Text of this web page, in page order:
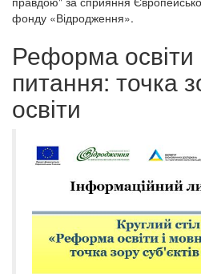
фонду «Відродження».
Реформа освіти
питання: точка
освіти